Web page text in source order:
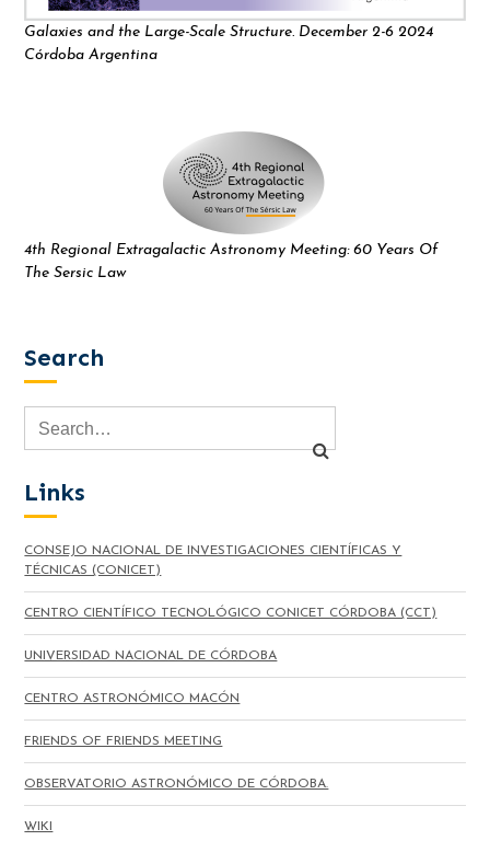
Galaxies and the Large-Scale Structure. December 2-6 2024
Córdoba Argentina
4th Regional Extragalactic Astronomy Meeting: 60 Years Of
The Sersic Law
Search
Links
CONSEJO NACIONAL DE INVESTIGACIONES CIENTÍFICAS Y
TÉCNICAS (CONICET)
CENTRO CIENTÍFICO TECNOLÓGICO CONICET CÓRDOBA (CCT)
UNIVERSIDAD NACIONAL DE CÓRDOBA
CENTRO ASTRONÓMICO MACÓN
FRIENDS OF FRIENDS MEETING
OBSERVATORIO ASTRONÓMICO DE CÓRDOBA.
WIKI